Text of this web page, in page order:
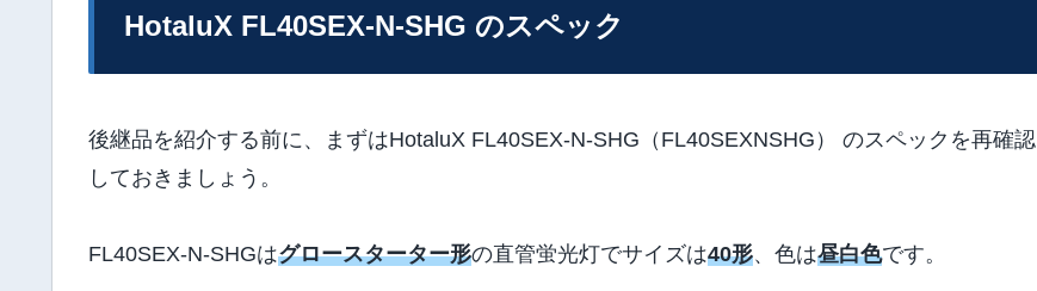
HotaluX FL40SEX-N-SHG のスペック
後継品を紹介する前に、まずはHotaluX FL40SEX-N-SHG（FL40SEXNSHG） のスペックを再確認
しておきましょう。
FL40SEX-N-SHGはグロースターター形の直管蛍光灯でサイズは40形、色は昼白色です。